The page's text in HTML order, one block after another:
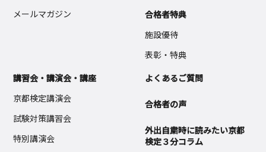
メールマガジン
合格者特典
施設優待
表彰・特典
講習会・講演会・講座
京都検定講演会
試験対策講習会
特別講演会
よくあるご質問
合格者の声
外出自粛時に読みたい京都
検定３分コラム